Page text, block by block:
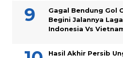
Gagal Bendung Gol
Begini Jalannya
Indonesia Vs
Hasil Akhir Persib